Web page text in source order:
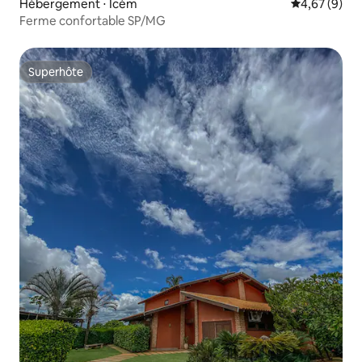
Hébergement ⋅ Icém Évaluation
4,67 (9)
Ferme confortable SP/MG
Superhôte
Superhôte